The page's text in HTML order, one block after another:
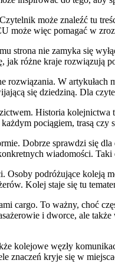
może znaleźć tu
może więc pomagać w
strona nie zamyka się
różne kraje rozwiązują
W
się dziedziną. Dla
Historia kolejnictwa
pociągiem, trasą czy
Dobrze sprawdzi się
wiadomości.
podróżujące koleją
Kolej staje się tu
cargo. To ważny, choć
i dworce, ale
kolejowe węzły
znaczeń kryje się w